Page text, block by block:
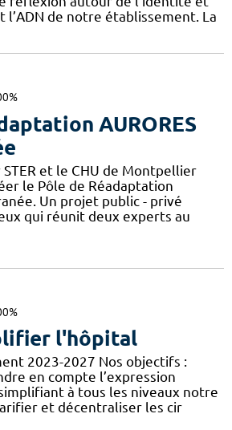
l’ADN de notre établissement. La
AURORES
STER et le CHU de Montpellier
le Pôle de Réadaptation
Un projet public - privé
qui réunit deux experts au
l'hôpital
2023-2027 Nos objectifs :
en compte l’expression
à tous les niveaux notre
et décentraliser les cir